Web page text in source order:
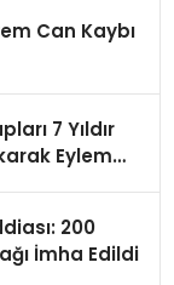
Can Kaybı
7 Yıldır
Eylem
200
İmha Edildi